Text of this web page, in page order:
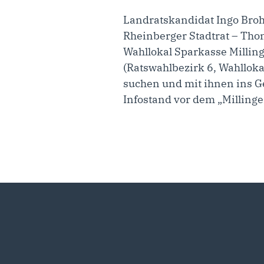
Landratskandidat Ingo
Rheinberger Stadtrat –
Wahllokal Sparkasse
(Ratswahlbezirk 6,
suchen und mit ihnen ins
Infostand vor dem